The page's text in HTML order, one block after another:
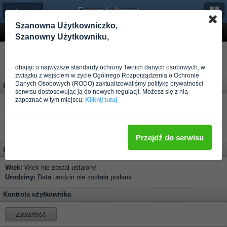
← Strona główna Forum-kulturystyka.pl
Profil użytkownika elizka22
Osobiste
Grupa: Użytkownik
Osobiste
Wiek: Wiek nie został ustalony
Urodziny: Data urodzin nie została podana
Kontrola użytkownika
Zawartość
Szanowna Użytkowniczko,
Szanowny Użytkowniku,
dbając o najwyższe standardy ochrony Twoich danych osobowych, w
związku z wejściem w życie Ogólnego Rozporządzenia o Ochronie
Danych Osobowych (RODO) zaktualizowaliśmy politykę prywatności
serwisu dostosowując ją do nowych regulacji. Możesz się z nią
zapoznać w tym miejscu: Kliknij tutaj
Przejdź do serwisu